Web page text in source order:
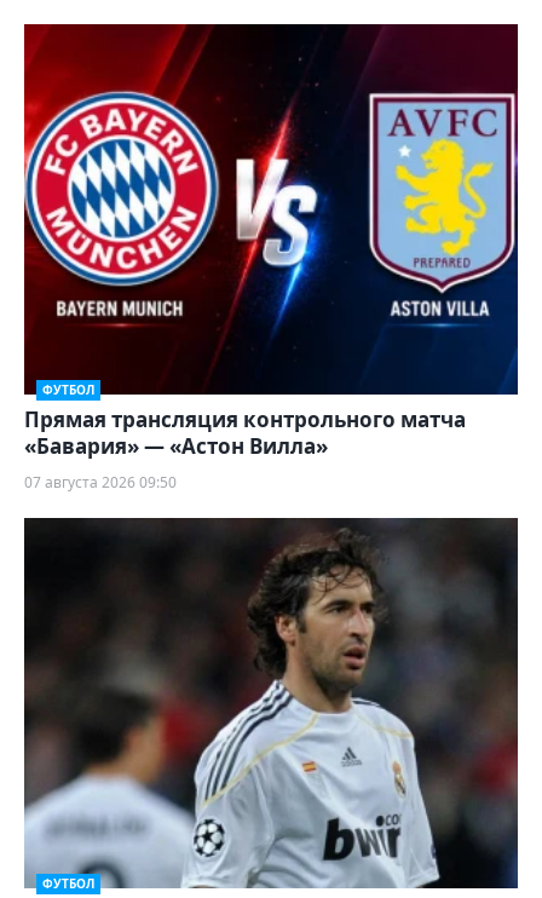
ФУТБОЛ
Прямая трансляция контрольного матча
«Бавария» — «Астон Вилла»
07 августа 2026 09:50
ФУТБОЛ